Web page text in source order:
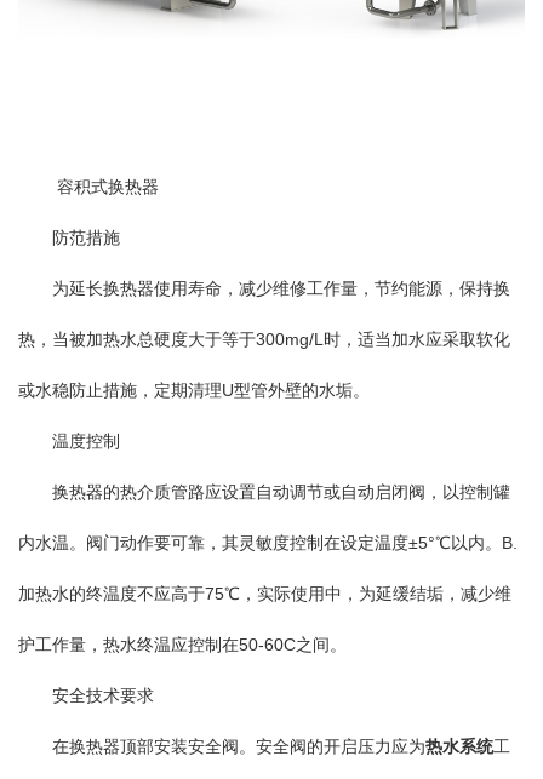
容积式换热器
防范措施
为延长换热器使用寿命，减少维修工作量，节约能源，保持换
热，当被加热水总硬度大于等于300mg/L时，适当加水应采取软化
或水稳防止措施，定期清理U型管外壁的水垢。
温度控制
换热器的热介质管路应设置自动调节或自动启闭阀，以控制罐
内水温。阀门动作要可靠，其灵敏度控制在设定温度±5°℃以内。B.
加热水的终温度不应高于75℃，实际使用中，为延缓结垢，减少维
护工作量，热水终温应控制在50-60C之间。
安全技术要求
在换热器顶部安装安全阀。安全阀的开启压力应为热水系统工